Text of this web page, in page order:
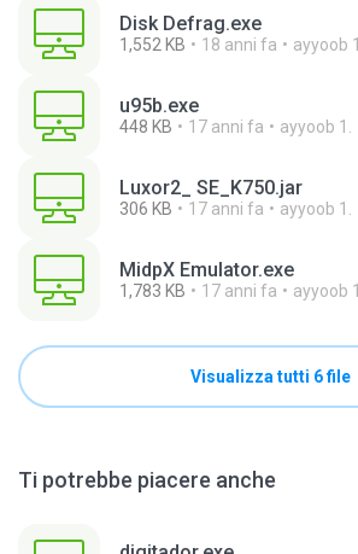
Disk Defrag.exe
1,552 KB 18 anni fa ayyoob 1.
u95b.exe
448 KB 17 anni fa ayyoob 1.
Luxor2_ SE_K750.jar
306 KB 17 anni fa ayyoob 1.
MidpX Emulator.exe
1,783 KB 17 anni fa ayyoob 1.
Visualizza tutti 6 file
Ti potrebbe piacere anche